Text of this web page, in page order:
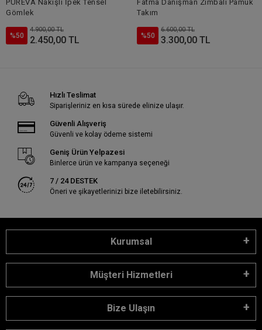
PUREVA Nakışlı İpek Tensel
Gömlek
%50
4.900,00 TL
2.450,00 TL
Fatma Danışman Zımbalı Pamuk
Takım
%50
6.600,00 TL
3.300,00 TL
Hızlı Teslimat
Siparişleriniz en kısa sürede elinize ulaşır.
Güvenli Alışveriş
Güvenli ve kolay ödeme sistemi
Geniş Ürün Yelpazesi
Binlerce ürün ve kampanya seçeneği
7 / 24 DESTEK
Öneri ve şikayetlerinizi bize iletebilirsiniz.
Kurumsal
Müşteri Hizmetleri
Bize Ulaşın